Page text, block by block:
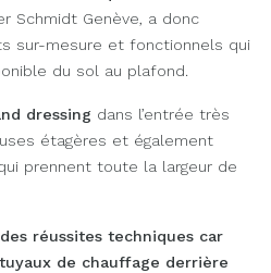
Schmidt Genève, a donc
sur-mesure et fonctionnels qui
du sol au plafond.
dressing dans l’entrée très
étagères et également
prennent toute la largeur de
réussites techniques car
de chauffage derrière